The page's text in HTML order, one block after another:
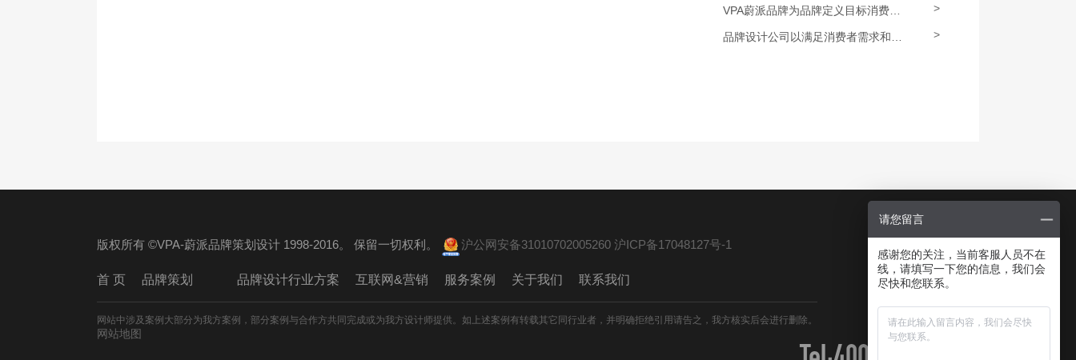
>
>
版权所有 ©VPA-蔚派品牌策划设计 1998-2016。 保留一切权利。 沪公网安备31010702005260 沪ICP备17048127号-1
首 页 品牌策划 品牌设计行业方案 互联网&营销 服务案例 关于我们 联系我们
网站中涉及案例大部分为我方案例，部分案例与合作方共同完成或为我方设计师提供。如上述案例有转载其它同行业者，并明确拒绝引用请告之，我方核实后会进行删除。
网站地图
请您留言
感谢您的关注，当前客服人员不在
线，请填写一下您的信息，我们会
尽快和您联系。